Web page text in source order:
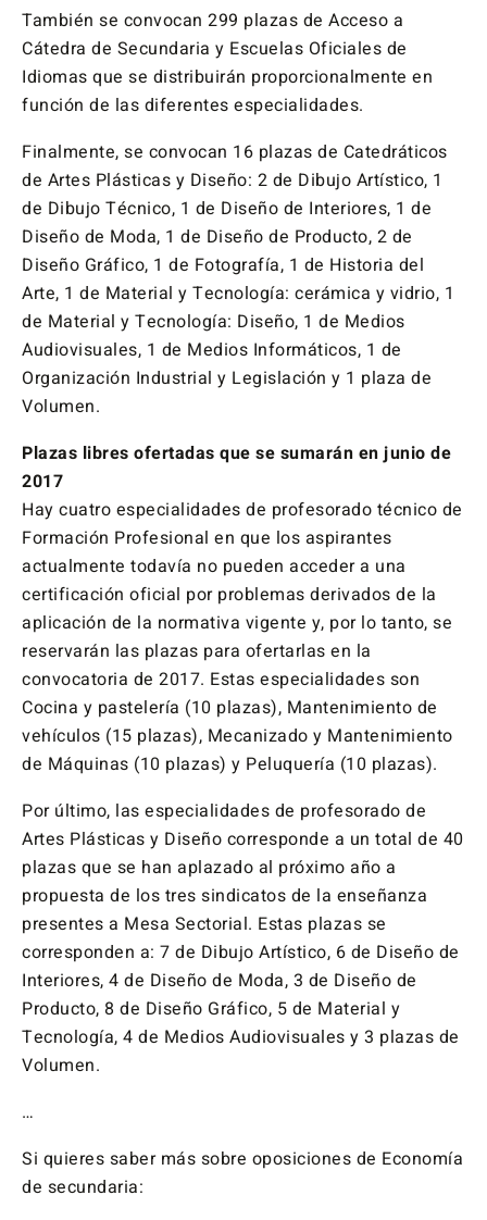
También se convocan 299 plazas de Acceso a
Cátedra de Secundaria y Escuelas Oficiales de
Idiomas que se distribuirán proporcionalmente en
función de las diferentes especialidades.
Finalmente, se convocan 16 plazas de Catedráticos
de Artes Plásticas y Diseño: 2 de Dibujo Artístico, 1
de Dibujo Técnico, 1 de Diseño de Interiores, 1 de
Diseño de Moda, 1 de Diseño de Producto, 2 de
Diseño Gráfico, 1 de Fotografía, 1 de Historia del
Arte, 1 de Material y Tecnología: cerámica y vidrio, 1
de Material y Tecnología: Diseño, 1 de Medios
Audiovisuales, 1 de Medios Informáticos, 1 de
Organización Industrial y Legislación y 1 plaza de
Volumen.
Plazas libres ofertadas que se sumarán en junio de
2017
Hay cuatro especialidades de profesorado técnico de
Formación Profesional en que los aspirantes
actualmente todavía no pueden acceder a una
certificación oficial por problemas derivados de la
aplicación de la normativa vigente y, por lo tanto, se
reservarán las plazas para ofertarlas en la
convocatoria de 2017. Estas especialidades son
Cocina y pastelería (10 plazas), Mantenimiento de
vehículos (15 plazas), Mecanizado y Mantenimiento
de Máquinas (10 plazas) y Peluquería (10 plazas).
Por último, las especialidades de profesorado de
Artes Plásticas y Diseño corresponde a un total de 40
plazas que se han aplazado al próximo año a
propuesta de los tres sindicatos de la enseñanza
presentes a Mesa Sectorial. Estas plazas se
corresponden a: 7 de Dibujo Artístico, 6 de Diseño de
Interiores, 4 de Diseño de Moda, 3 de Diseño de
Producto, 8 de Diseño Gráfico, 5 de Material y
Tecnología, 4 de Medios Audiovisuales y 3 plazas de
Volumen.
…
Si quieres saber más sobre oposiciones de Economía
de secundaria: